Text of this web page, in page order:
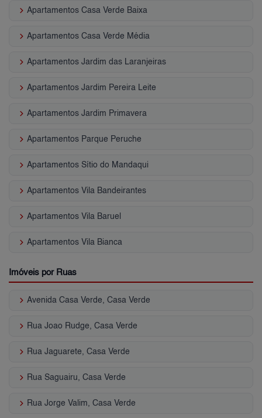
keyboard_arrow_right Apartamentos Casa Verde Baixa
keyboard_arrow_right Apartamentos Casa Verde Média
keyboard_arrow_right Apartamentos Jardim das Laranjeiras
keyboard_arrow_right Apartamentos Jardim Pereira Leite
keyboard_arrow_right Apartamentos Jardim Primavera
keyboard_arrow_right Apartamentos Parque Peruche
keyboard_arrow_right Apartamentos Sítio do Mandaqui
keyboard_arrow_right Apartamentos Vila Bandeirantes
keyboard_arrow_right Apartamentos Vila Baruel
keyboard_arrow_right Apartamentos Vila Bianca
Imóveis por Ruas
keyboard_arrow_right Avenida Casa Verde, Casa Verde
keyboard_arrow_right Rua Joao Rudge, Casa Verde
keyboard_arrow_right Rua Jaguarete, Casa Verde
keyboard_arrow_right Rua Saguairu, Casa Verde
keyboard_arrow_right Rua Jorge Valim, Casa Verde